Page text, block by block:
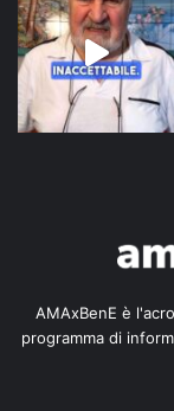
AMAxBenE è
programma di